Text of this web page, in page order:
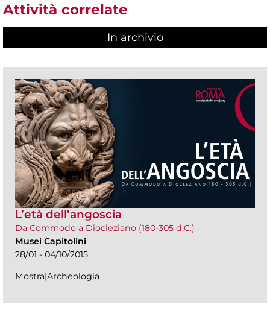
Attività correlate
In archivio
L’età dell’angoscia
Da Commodo a Diocleziano (180-305 d.C.)
Musei Capitolini
28/01 - 04/10/2015
Mostra|Archeologia